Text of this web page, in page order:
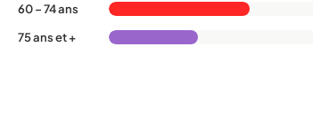
60 – 74 ans
75 ans et +